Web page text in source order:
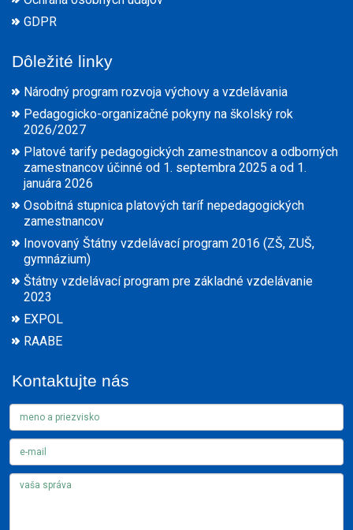
GDPR
Dôležité linky
Národný program rozvoja výchovy a vzdelávania
Pedagogicko-organizačné pokyny na školský rok
2026/2027
Platové tarify pedagogických zamestnancov a odborných
zamestnancov účinné od 1. septembra 2025 a od 1.
januára 2026
Osobitná stupnica platových taríf nepedagogických
zamestnancov
Inovovaný Štátny vzdelávací program 2016 (ZŠ, ZUŠ,
gymnázium)
Štátny vzdelávací program pre základné vzdelávanie
2023
EXPOL
RAABE
Kontaktujte nás